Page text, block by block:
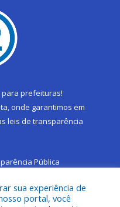
para prefeituras!
onde garantimos em
leis de transparência
Pública
sua experiência de
portal, você